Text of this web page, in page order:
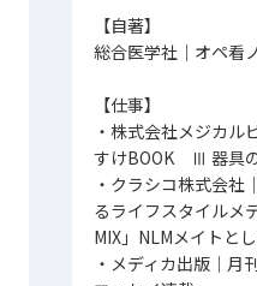
【自著】
総合医学社│オペ看
【仕事】
・株式会社メジカル
すけBOOK Ⅲ 器具
・クラシコ株式会
るライフスタイルメ
MIX」NLMメイトと
・メディカ出版│月